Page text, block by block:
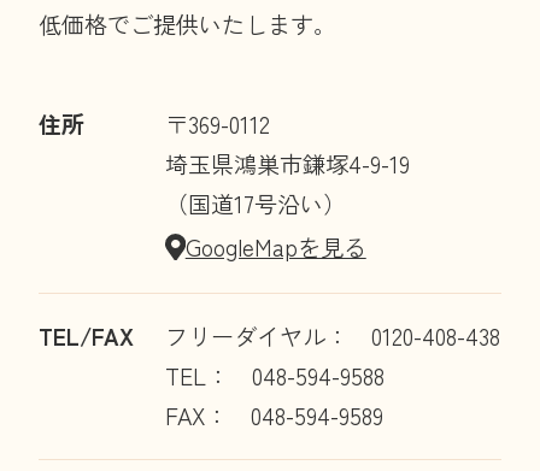
低価格でご提供いたします。
住所
〒369-0112
埼玉県鴻巣市鎌塚4-9-19
（国道17号沿い）
GoogleMapを見る
TEL/FAX
フリーダイヤル： 0120-408-438
TEL： 048-594-9588
FAX： 048-594-9589